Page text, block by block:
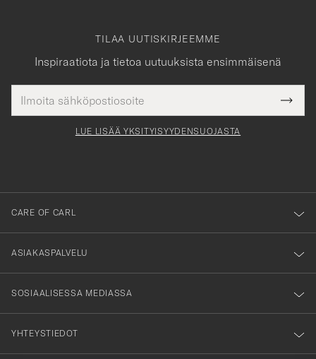
TILAA UUTISKIRJEEMME
Inspiraatiota ja tietoa uutuuksista ensimmäisenä
tieto
Tack
för
dig
till
vårt
nyhetsbrev!
LUE LISÄÄ YKSITYISYYDENSUOJASTA
CARE OF CARL
ASIAKASPALVELU
SOSIAALISESSA MEDIASSA
YHTEYSTIEDOT